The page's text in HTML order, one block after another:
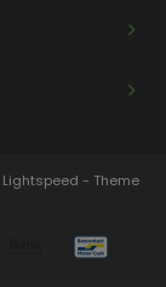
Lightspeed - Theme